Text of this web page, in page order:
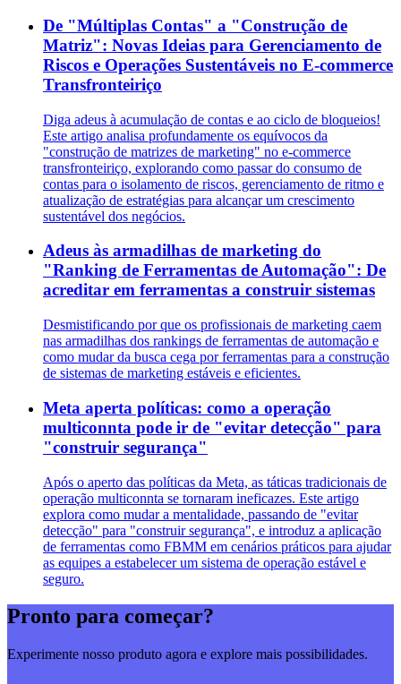
De "Múltiplas Contas" a "Construção de
Matriz": Novas Ideias para Gerenciamento de
Riscos e Operações Sustentáveis no E-commerce
Transfronteiriço
Diga adeus à acumulação de contas e ao ciclo de bloqueios!
Este artigo analisa profundamente os equívocos da
"construção de matrizes de marketing" no e-commerce
transfronteiriço, explorando como passar do consumo de
contas para o isolamento de riscos, gerenciamento de ritmo e
atualização de estratégias para alcançar um crescimento
sustentável dos negócios.
Adeus às armadilhas de marketing do
"Ranking de Ferramentas de Automação": De
acreditar em ferramentas a construir sistemas
Desmistificando por que os profissionais de marketing caem
nas armadilhas dos rankings de ferramentas de automação e
como mudar da busca cega por ferramentas para a construção
de sistemas de marketing estáveis e eficientes.
Meta aperta políticas: como a operação
multiconnta pode ir de "evitar detecção" para
"construir segurança"
Após o aperto das políticas da Meta, as táticas tradicionais de
operação multiconnta se tornaram ineficazes. Este artigo
explora como mudar a mentalidade, passando de "evitar
detecção" para "construir segurança", e introduz a aplicação
de ferramentas como FBMM em cenários práticos para ajudar
as equipes a estabelecer um sistema de operação estável e
seguro.
Pronto para começar?
Experimente nosso produto agora e explore mais possibilidades.